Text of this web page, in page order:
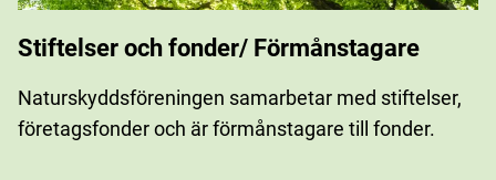
Stiftelser och fonder/ Förmånstagare
Naturskyddsföreningen samarbetar med stiftelser,
företagsfonder och är förmånstagare till fonder.